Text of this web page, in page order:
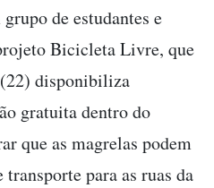
de estudantes e
Bicicleta Livre, que
disponibiliza
gratuita dentro do
que as magrelas podem
para as ruas da